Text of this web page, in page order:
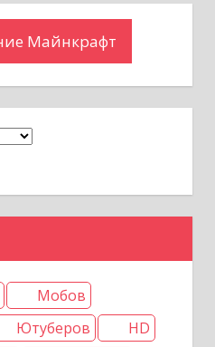
Майнкрафт
Мобов
Ютуберов
HD